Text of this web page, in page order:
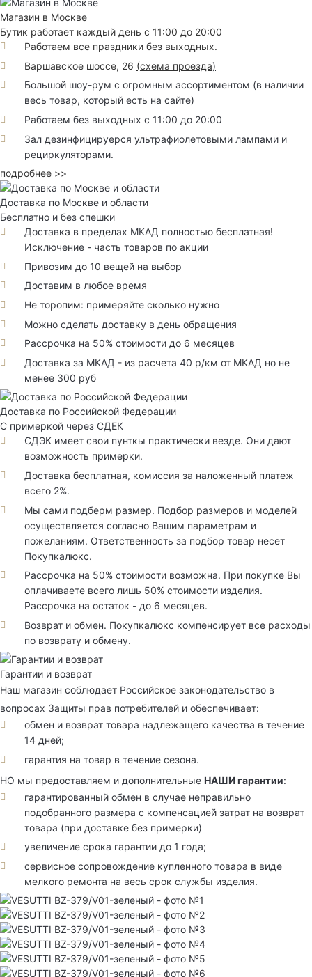
Магазин в Москве
Бутик работает каждый день с 11:00 до 20:00
Работаем все праздники без выходных.
Варшавское шоссе, 26 (схема проезда)
Большой шоу-рум с огромным ассортиментом (в наличии
весь товар, который есть на сайте)
Работаем без выходных с 11:00 до 20:00
Зал дезинфицируерся ультрафиолетовыми лампами и
рециркуляторами.
подробнее >>
Доставка по Москве и области
Бесплатно и без спешки
Доставка в пределах МКАД полностью бесплатная!
Исключение - часть товаров по акции
Привозим до 10 вещей на выбор
Доставим в любое время
Не торопим: примеряйте сколько нужно
Можно сделать доставку в день обращения
Рассрочка на 50% стоимости до 6 месяцев
Доставка за МКАД - из расчета 40 р/км от МКАД но не
менее 300 руб
Доставка по Российской Федерации
С примеркой через СДЕК
СДЭК имеет свои пунткы практически везде. Они дают
возможность примерки.
Доставка бесплатная, комиссия за наложенный платеж
всего 2%.
Мы сами подберм размер. Подбор размеров и моделей
осуществляется согласно Вашим параметрам и
пожеланиям. Ответственность за подбор товар несет
Покупкалюкс.
Рассрочка на 50% стоимости возможна. При покупке Вы
оплачиваете всего лишь 50% стоимости изделия.
Рассрочка на остаток - до 6 месяцев.
Возврат и обмен. Покупкалюкс компенсирует все расходы
по возврату и обмену.
Гарантии и возврат
Наш магазин соблюдает Российское законодательство в
вопросах Защиты прав потребителей и обеспечивает:
обмен и возврат товара надлежащего качества в течение
14 дней;
гарантия на товар в течение сезона.
НО мы предоставляем и дополнительные НАШИ гарантии:
гарантированный обмен в случае неправильно
подобранного размера с компенсацией затрат на возврат
товара (при доставке без примерки)
увеличение срока гарантии до 1 года;
сервисное сопровождение купленного товара в виде
мелкого ремонта на весь срок службы изделия.